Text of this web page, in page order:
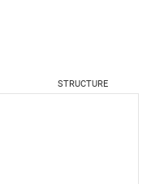
STRUCTURE